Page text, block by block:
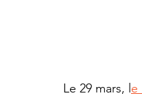
Le 29 mars, le